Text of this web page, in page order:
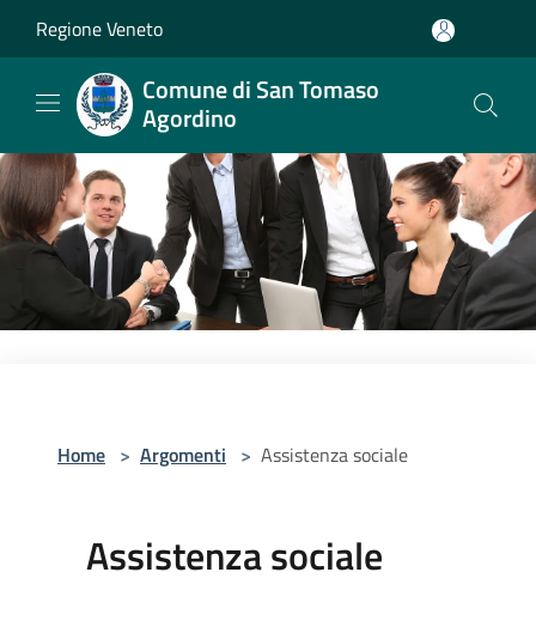
Regione Veneto
Comune di San Tomaso
Agordino
Home > Argomenti > Assistenza sociale
Assistenza sociale